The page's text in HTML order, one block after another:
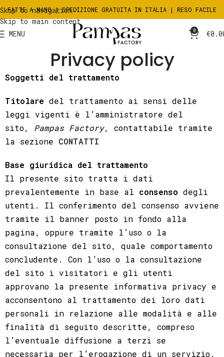
Skip to navigation
Skip to main content
FATTE A MANO | SPEDIZIONE GRATUITA IN ITALIA | RESO FACILE
MENU 0 €
Privacy policy
Soggetti del trattamento
Titolare del trattamento ai sensi delle
leggi vigenti è l’amministratore del
sito, Pampas Factory, contattabile tramite
la sezione CONTATTI
Base giuridica del trattamento
Il presente sito tratta i dati
prevalentemente in base al consenso degli
utenti. Il conferimento del consenso avviene
tramite il banner posto in fondo alla
pagina, oppure tramite l’uso o la
consultazione del sito, quale comportamento
concludente. Con l’uso o la consultazione
del sito i visitatori e gli utenti
approvano la presente informativa privacy e
acconsentono al trattamento dei loro dati
personali in relazione alle modalità e alle
finalità di seguito descritte, compreso
l’eventuale diffusione a terzi se
necessaria per l’erogazione di un servizio.